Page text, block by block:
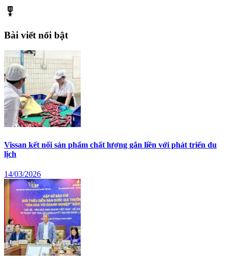
military_tech
Bài viết nổi bật
Vissan kết nối sản phẩm chất lượng gắn liền với phát triển du
lịch
14/03/2026